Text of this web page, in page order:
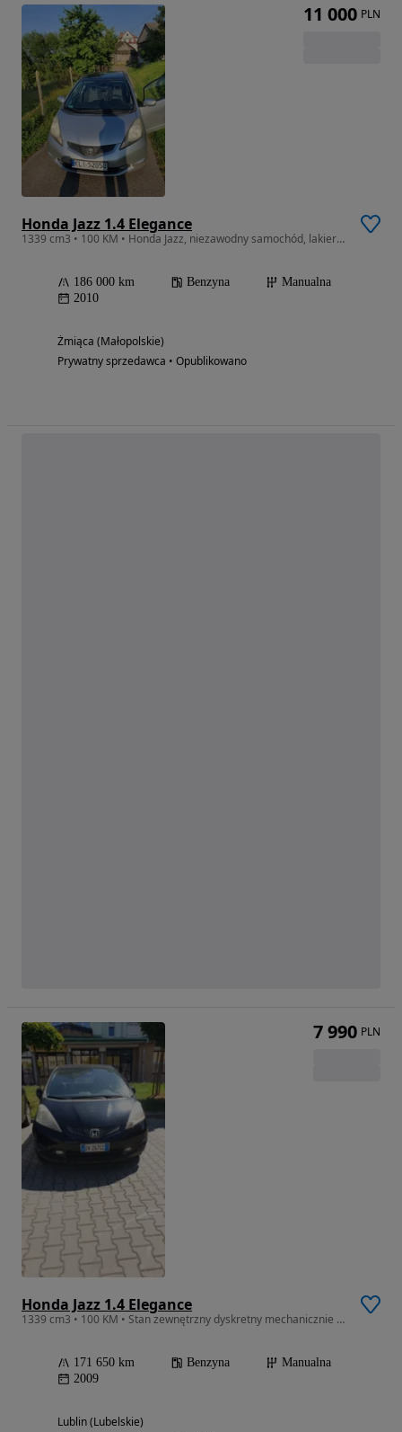
Honda Jazz 1.4 Elegance
1339 cm3 • 100 KM • Honda Jazz, niezawodny samochód, lakier do poprawek
186 000 km Benzyna
Manualna
2010
Żmiąca (Małopolskie)
Prywatny sprzedawca • Opublikowano
11 000 PLN
Honda Jazz 1.4 Elegance
1339 cm3 • 100 KM • Stan zewnętrzny dyskretny mechanicznie super, wystawiam fakturę
171 650 km Benzyna
Manualna
2009
Lublin (Lubelskie)
7 990 PLN